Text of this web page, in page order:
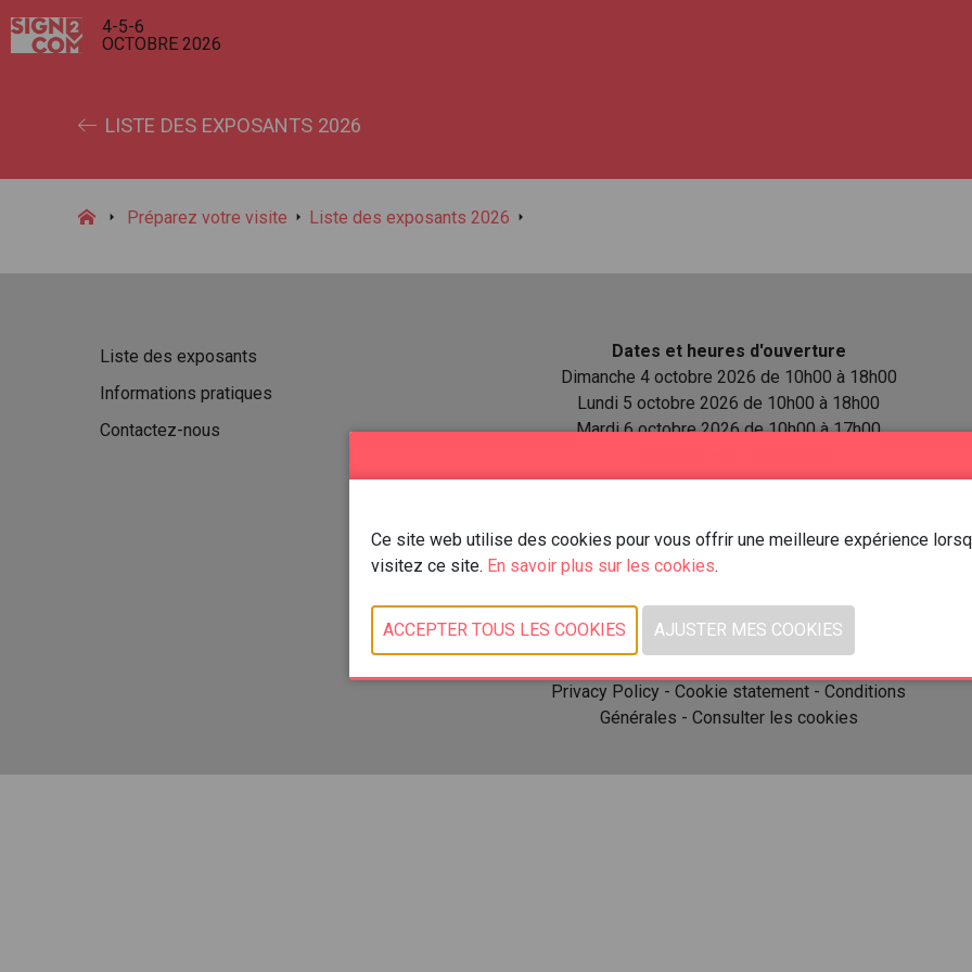
4-5-6
OCTOBRE 2026
LISTE DES EXPOSANTS 2026
Préparez votre visite Liste des exposants 2026
Liste des exposants
Informations pratiques
Contactez-nous
Dates et heures d'ouverture
Dimanche 4 octobre 2026 de 10h00 à 18h00
Lundi 5 octobre 2026 de 10h00 à 18h00
Mardi 6 octobre 2026 de 10h00 à 17h00
Lieu
Doorniksesteenweg 216
8500 Courtrai
© 2026, Xpo Group
Privacy Policy -Cookie statement -Conditions
Générales - Consulter les cookies
Ce site web utilise des cookies pour vous offrir une meilleure expérience
visitez ce site. En savoir plus sur les cookies.